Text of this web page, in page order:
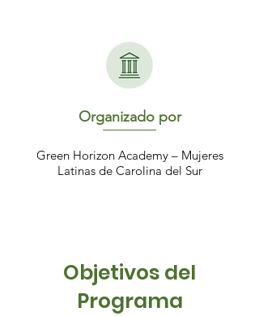
Organizado por
Green Horizon Academy – Mujeres
Latinas de Carolina del Sur
Objetivos del
Programa